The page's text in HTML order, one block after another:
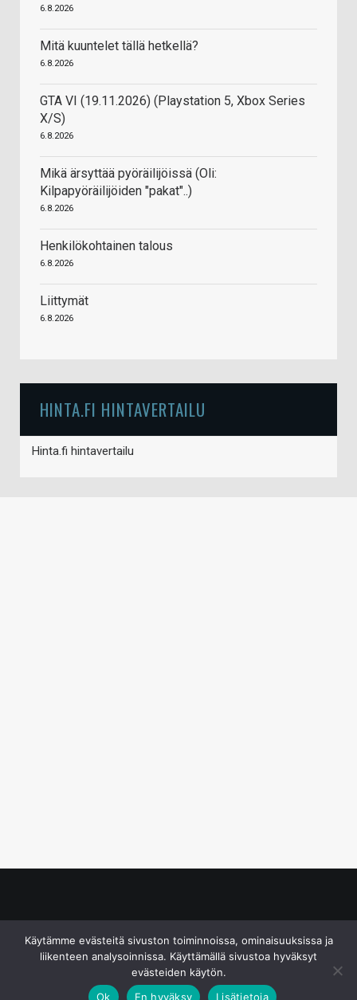
6.8.2026
Mitä kuuntelet tällä hetkellä?
6.8.2026
GTA VI (19.11.2026) (Playstation 5, Xbox Series
X/S)
6.8.2026
Mikä ärsyttää pyöräilijöissä (Oli:
Kilpapyöräilijöiden "pakat"..)
6.8.2026
Henkilökohtainen talous
6.8.2026
Liittymät
6.8.2026
HINTA.FI HINTAVERTAILU
Hinta.fi hintavertailu
Käytämme evästeitä sivuston toiminnoissa, ominaisuuksissa ja
liikenteen analysoinnissa. Käyttämällä sivustoa hyväksyt
evästeiden käytön.
Ok
En hyväksy Lisätietoja